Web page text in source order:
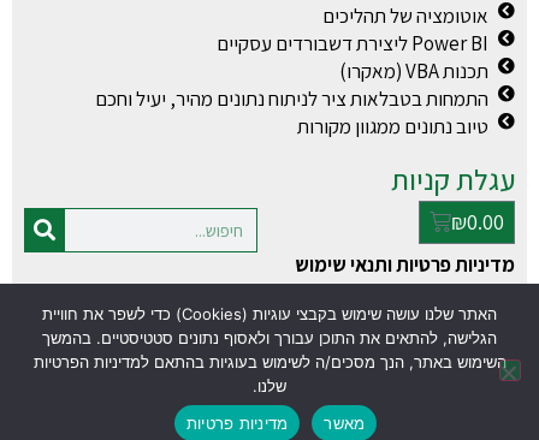
אוטומציה של תהליכים
Power BI ליצירת דשבורדים עסקיים
תכנות VBA (מאקרו)
התמחות בטבלאות ציר לניתוח נתונים מהיר, יעיל וחכם
טיוב נתונים ממגוון מקורות
עגלת קניות
₪0.00
מדיניות פרטיות ותנאי שימוש
© כל הזכויות שמורות למעין פולג
www.excel-vba.co.il
עסק טוב
בניית אתרים
האתר שלנו עושה שימוש בקבצי עוגיות (Cookies) כדי לשפר את חוויית
הגלישה, להתאים את התוכן עבורך ולאסוף נתונים סטטיסטיים. בהמשך
השימוש באתר, הנך מסכים/ה לשימוש בעוגיות בהתאם למדיניות הפרטיות
שלנו.
מאשר
מדיניות פרטיות